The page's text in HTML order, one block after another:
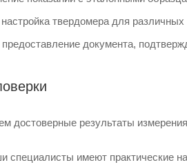
твердомера для
документа,
достоверные результаты
специалисты имеют практические